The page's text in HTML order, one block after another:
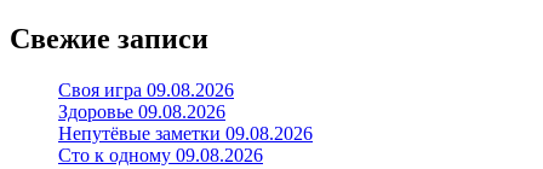
Свежие записи
Своя игра 09.08.2026
Здоровье 09.08.2026
Непутёвые заметки 09.08.2026
Сто к одному 09.08.2026